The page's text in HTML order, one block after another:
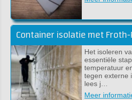
Container isolatie met Froth-
Het isoleren
essentiële
temperatuur
tegen externe
lees j…
Meer